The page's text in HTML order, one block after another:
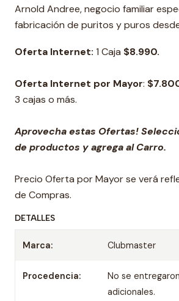
Arnold Andree, negocio familiar
fabricación de puritos y puros desde
Oferta Internet: 1 Caja $8.990.
Oferta Internet por Mayor:
3 cajas o más.
Aprovecha estas Ofertas!
de productos y agrega al Carro.
Precio Oferta por Mayor se verá
de Compras.
DETALLES
Marca: Clubmaster
Procedencia:
No se
adicionales.